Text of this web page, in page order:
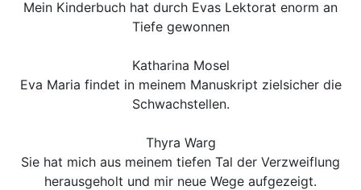
Mein Kinderbuch hat durch Evas Lektorat enorm an
Tiefe gewonnen
Katharina Mosel
Eva Maria findet in meinem Manuskript zielsicher die
Schwachstellen.
Thyra Warg
Sie hat mich aus meinem tiefen Tal der Verzweiflung
herausgeholt und mir neue Wege aufgezeigt.